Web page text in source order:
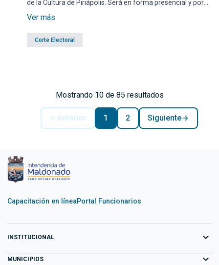
de la Cultura de Piriápolis. Será en forma presencial y por
orden de llegada.
Ver más
Corte Electoral
Mostrando 10 de 85 resultados
Anterior 1 2 Siguiente
Capacitación en líneaPortal Funcionarios
INSTITUCIONAL expand_more
Equipo de Gobierno
MUNICIPIOS expand_more